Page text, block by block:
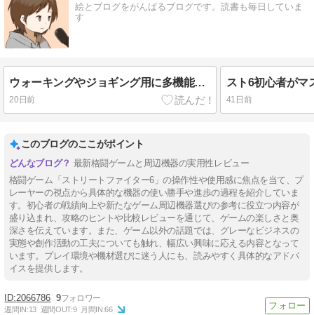
絵とブログをがんばるブログです。読書も毎日していま
す
ウォーキングやジョギング用に多機能な小型音楽プレーヤーを買ってみた
20日前 41日前
このブログのここがポイント
最新格闘ゲームと周辺機器の実用性レビュー
格闘ゲーム「ストリートファイター6」の操作性や使用感に焦点を当て、プ
レーヤーの視点から具体的な機器の使い勝手や進歩の過程を紹介していま
す。初心者の戦績向上や新たなゲーム周辺機器選びの参考に役立つ内容が
盛り込まれ、攻略のヒントや比較レビューを通じて、ゲームの楽しさと奥
深さを伝えています。また、ゲーム以外の話題では、グレーなビジネスの
実態や創作活動の工夫についても触れ、幅広い興味に応える内容となって
います。プレイ環境や機材選びに迷う人にも、読みやすく具体的なアドバ
イスを提供します。
2066786 9
週間IN:13 週間OUT:9 月間IN:66